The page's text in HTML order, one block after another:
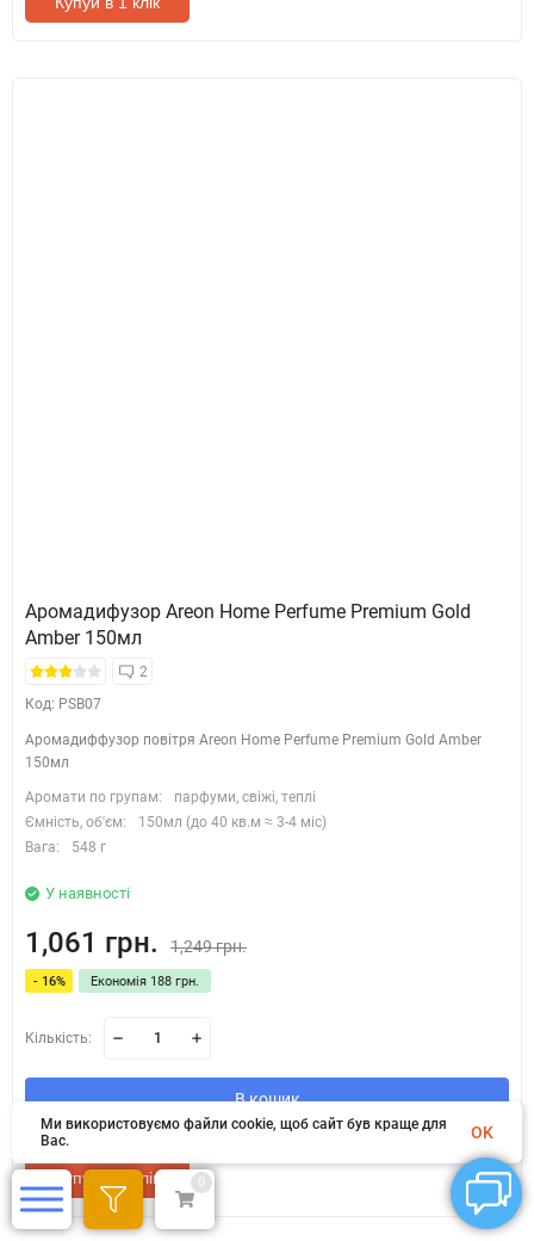
Аромадифузор Areon Home Perfume Premium Gold
Amber 150мл
2
Код: PSB07
Аромадиффузор повітря Areon Home Perfume Premium Gold Amber
150мл
Аромати по групам:
парфуми, свіжі, теплі
Ємність, об'єм:
150мл (до 40 кв.м ≈ 3-4 міс)
Вага:
548 г
У наявності
1,061 грн. 1,249 грн.
- 16% Економія 188 грн.
Кількість:
В кошик
Купуй в 1 клік 0
Ми використовуємо файли cookie, щоб сайт був краще для
Вас.
OK